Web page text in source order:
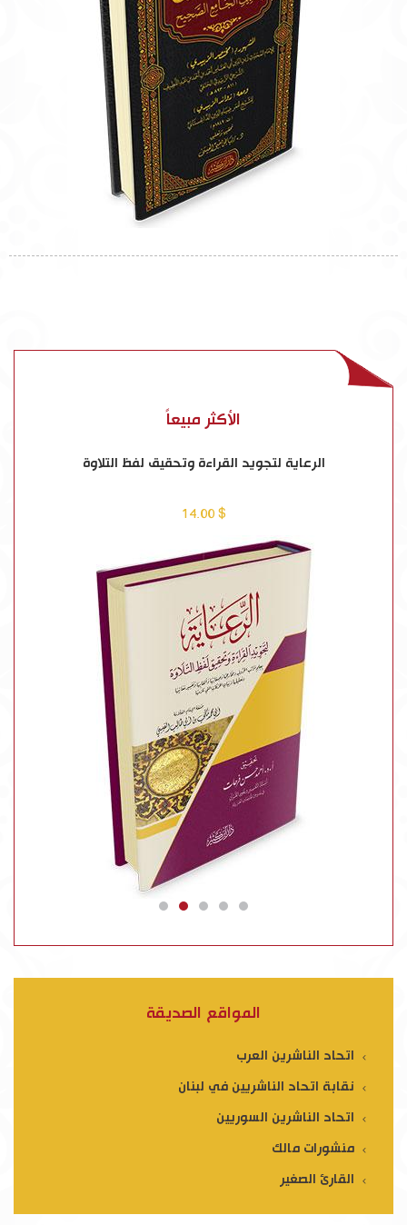
الأكثر مبيعاً
الرعاية لتجويد القراءة وتحقيق لفظ التلاوة
$ 14.00
المواقع الصديقة
اتحاد الناشرين العرب
نقابة اتحاد الناشريين في لبنان
اتحاد الناشرين السوريين
منشورات مالك
القارئ الصغير